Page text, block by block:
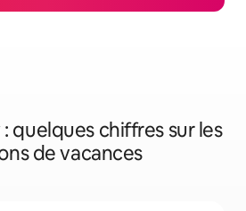
quelques chiffres sur les
de vacances